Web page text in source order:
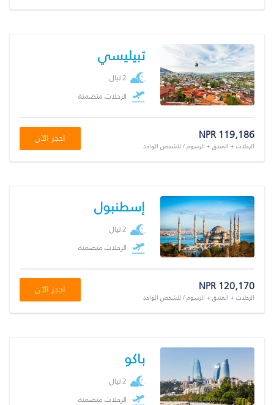
تبيليسي
2 ليال
الرحلات متضمنة
NPR 119,186
الرحلات + الفندق + الرسوم / للشخص الواحد
احجز الآن
إسطنبول
2 ليال
الرحلات متضمنة
NPR 120,170
الرحلات + الفندق + الرسوم / للشخص الواحد
احجز الآن
باكو
2 ليال
الرحلات متضمنة